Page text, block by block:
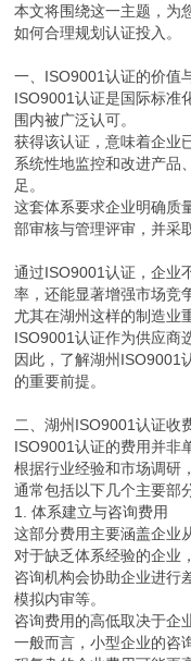
本文将围绕这一主题，为
如何合理规划认证投入。
一、ISO9001认证的价值
ISO9001认证是国际标准
围内被广泛认可。
获得该认证，意味着企业
系统性地监控和改进产品
足。
这套体系要求企业明确质
部审核与管理评审，并采
通过ISO9001认证，企业
率，还能显著增强市场竞
尤其在湖州这样的制造业
ISO9001认证作为供应商
因此，了解湖州ISO9001
的重要前提。
二、湖州ISO9001认证收
ISO9001认证的费用并非
根据行业经验和市场调研
通常包括以下几个主要部
1. 体系建立与咨询费用
这部分费用主要涵盖企业
对于缺乏体系经验的企业
咨询机构会协助企业进行
模拟内审等。
咨询费用的高低取决于企
一般而言，小型企业的咨